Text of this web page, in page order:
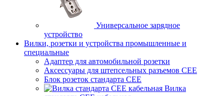
Универсальное зарядное
устройство
Вилки, розетки и устройства промышленные и
специальные
Адаптер для автомобильной розетки
Аксессуары для штепсельных разъемов CEE
Блок розеток стандарта CEE
Вилка